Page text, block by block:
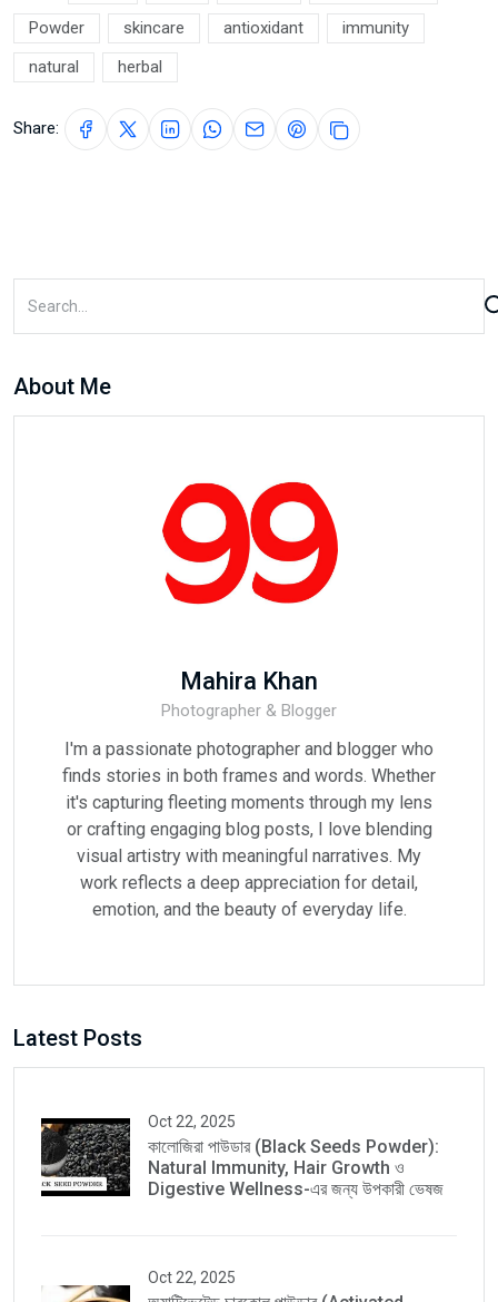
Powder
skincare antioxidant
immunity
natural
herbal
Share:
About Me
Mahira Khan
Photographer & Blogger
I'm a passionate photographer and blogger who
finds stories in both frames and words. Whether
it's capturing fleeting moments through my lens
or crafting engaging blog posts, I love blending
visual artistry with meaningful narratives. My
work reflects a deep appreciation for detail,
emotion, and the beauty of everyday life.
Latest Posts
Oct 22, 2025
কালোজিরা পাউডার (Black Seeds Powder):
Natural Immunity, Hair Growth ও
Digestive Wellness-এর জন্য উপকারী ভেষজ
Oct 22, 2025